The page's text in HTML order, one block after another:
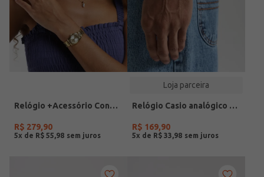
Relógio +Acessório Condor Feminino DOURADO
R$ 279,90
5x de R$ 55 98
Loja parceira
Relógio Casio analógico MW-240-4BVDF-SC
R$ 169,90
5x de R$ 33 98